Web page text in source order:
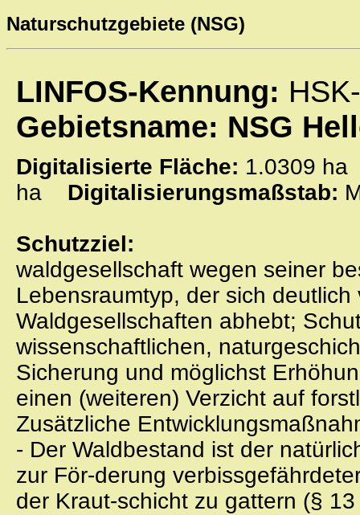
Naturschutzgebiete (NSG)
LINFOS-Kennung:
Gebietsname: NSG
Digitalisierte Fläche: 1.0309
ha Digitalisierungsmaßstab:
Schutzziel:
waldgesellschaft wegen seiner
Lebensraumtyp, der sich
Waldgesellschaften abhebt;
wissenschaftlichen,
Sicherung und möglichst
einen (weiteren) Verzicht auf
Zusätzliche
- Der Waldbestand ist der
zur För-derung
der Kraut-schicht zu gattern (§